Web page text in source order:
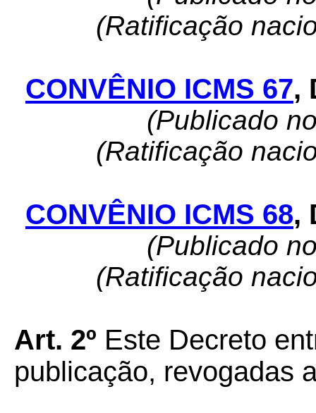
(Ratificação
CONVÊNIO ICMS 67,
(Publicado
(Ratificação
CONVÊNIO ICMS 68,
(Publicado
(Ratificação
Art. 2º Este Decreto
publicação, revogadas